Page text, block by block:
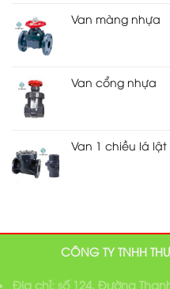
Van màng nhựa
Van cổng nhựa
Van 1 chiều lá
CÔNG TY TNHH
Địa chỉ: số 124, Đường